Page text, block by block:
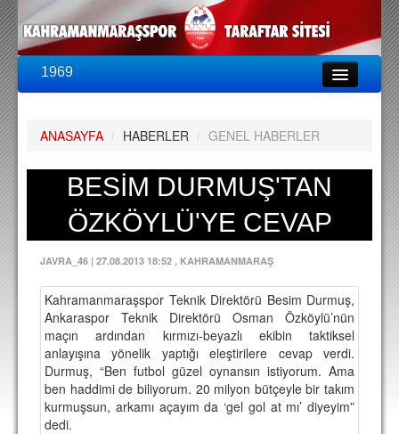
1969
PUAN DURUMU
FİKSTÜR
KADRO
A TAKIM KADROSU
TEKNİK KADRO
TRANSFERLER
TARAFTAR
BİLETLER
DEPLASMAN
ANASAYFA / HABERLER / GENEL HABERLER
BESİM DURMUŞ'TAN
ÖZKÖYLÜ'YE CEVAP
JAVRA_46 | 27.08.2013 18:52 , KAHRAMANMARAŞ
Kahramanmaraşspor Teknik Direktörü Besim Durmuş,
Ankaraspor Teknik Direktörü Osman Özköylü’nün
maçın ardından kırmızı-beyazlı ekibin taktiksel
anlayışına yönelik yaptığı eleştirilere cevap verdi.
Durmuş, “Ben futbol güzel oynansın istiyorum. Ama
ben haddimi de biliyorum. 20 milyon bütçeyle bir takım
kurmuşsun, arkamı açayım da ‘gel gol at mı’ diyeyim”
dedi.